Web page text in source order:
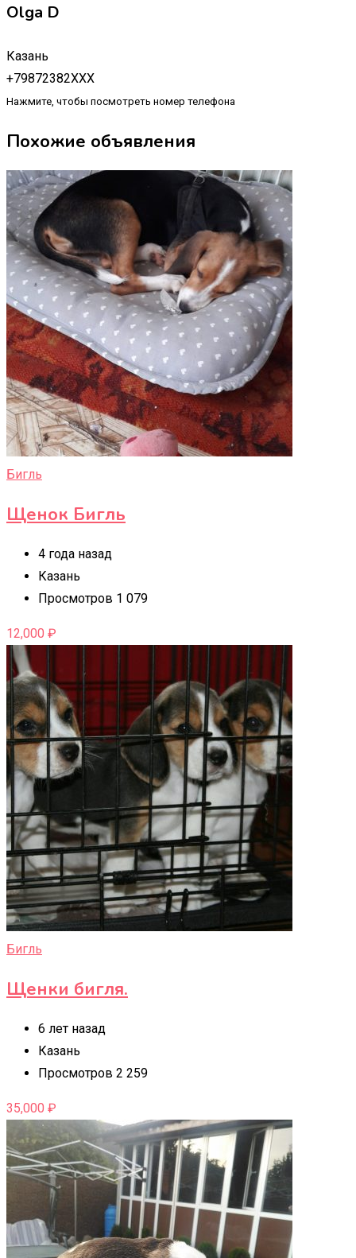
Olga D
Казань
+79872382XXX
Нажмите, чтобы посмотреть номер телефона
Похожие объявления
Бигль
Щенок Бигль
4 года назад
Казань
Просмотров 1 079
12,000 ₽
Бигль
Щенки бигля.
6 лет назад
Казань
Просмотров 2 259
35,000 ₽